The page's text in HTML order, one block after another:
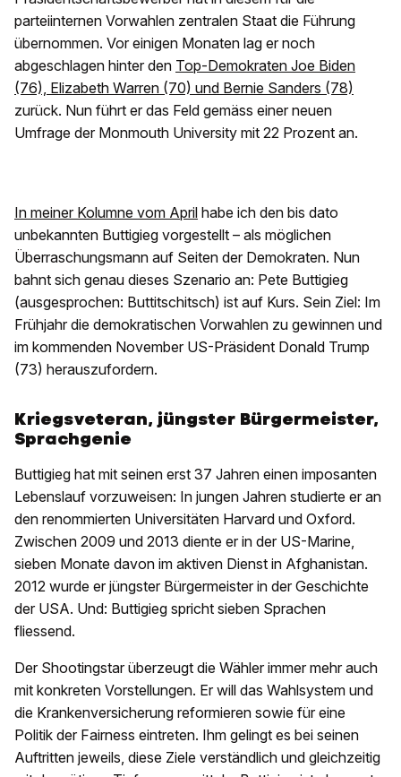
parteiinternen Vorwahlen zentralen Staat die Führung
übernommen. Vor einigen Monaten lag er noch
abgeschlagen hinter den Top-Demokraten Joe Biden
(76), Elizabeth Warren (70) und Bernie Sanders (78)
zurück. Nun führt er das Feld gemäss einer neuen
Umfrage der Monmouth University mit 22 Prozent an.
In meiner Kolumne vom April habe ich den bis dato
unbekannten Buttigieg vorgestellt – als möglichen
Überraschungsmann auf Seiten der Demokraten. Nun
bahnt sich genau dieses Szenario an: Pete Buttigieg
(ausgesprochen: Buttitschitsch) ist auf Kurs. Sein Ziel: Im
Frühjahr die demokratischen Vorwahlen zu gewinnen und
im kommenden November US-Präsident Donald Trump
(73) herauszufordern.
Kriegsveteran, jüngster Bürgermeister,
Sprachgenie
Buttigieg hat mit seinen erst 37 Jahren einen imposanten
Lebenslauf vorzuweisen: In jungen Jahren studierte er an
den renommierten Universitäten Harvard und Oxford.
Zwischen 2009 und 2013 diente er in der US-Marine,
sieben Monate davon im aktiven Dienst in Afghanistan.
2012 wurde er jüngster Bürgermeister in der Geschichte
der USA. Und: Buttigieg spricht sieben Sprachen
fliessend.
Der Shootingstar überzeugt die Wähler immer mehr auch
mit konkreten Vorstellungen. Er will das Wahlsystem und
die Krankenversicherung reformieren sowie für eine
Politik der Fairness eintreten. Ihm gelingt es bei seinen
Auftritten jeweils, diese Ziele verständlich und gleichzeitig